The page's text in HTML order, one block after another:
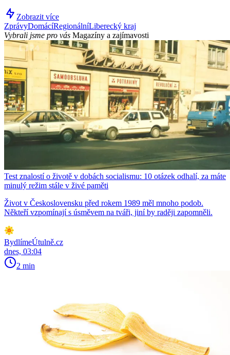
Zobrazit více
ZprávyDomácíRegionálníLiberecký kraj
Vybrali jsme pro vás Magazíny a zajímavosti
Test znalostí o životě v dobách socialismu: 10 otázek odhalí, za máte
minulý režim stále v živé paměti
Život v Československu před rokem 1989 měl mnoho podob.
Někteří vzpomínají s úsměvem na tváři, jiní by raději zapomněli.
BydlímeÚtulně.cz
dnes, 03:04
2 min